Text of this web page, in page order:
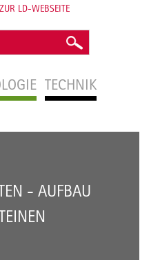
TECHNIK
ZUR LD-WEBSEITE
- AUFBAU